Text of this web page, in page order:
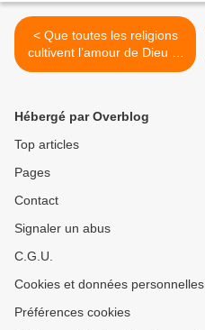
< Que toutes les religions
cultivent l’amour de Dieu et
l’amour des hommes
Hébergé par Overblog
Top articles
Pages
Contact
Signaler un abus
C.G.U.
Cookies et données personnelles
Préférences cookies